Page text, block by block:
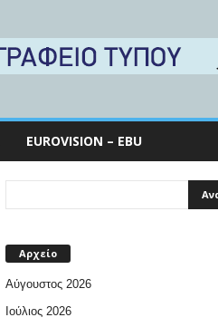
EUROVISION – EBU
Αρχείο
Αύγουστος 2026
Ιούλιος 2026